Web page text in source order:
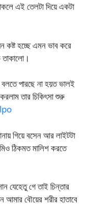
এই তেলটা দিয়ে একটা
কষ্ট হচ্ছে এমন ভাব করে
তাকালো।
পারছে না হয়ত ভালই
তার চিকিৎসা শুরু
গিয়ে বসেন আর লাইটটা
ঠিকমত মালিশ করতে
যেহেতু গে তাই চিন্তার
বৌয়ের শরীর হাতাবে